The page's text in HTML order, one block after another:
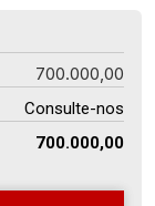
700.000,00
Consulte-nos
700.000,00